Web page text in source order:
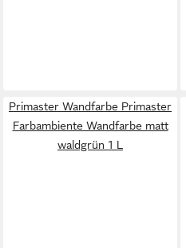
Primaster Wandfarbe Primaster
Farbambiente Wandfarbe matt
waldgrün 1 L